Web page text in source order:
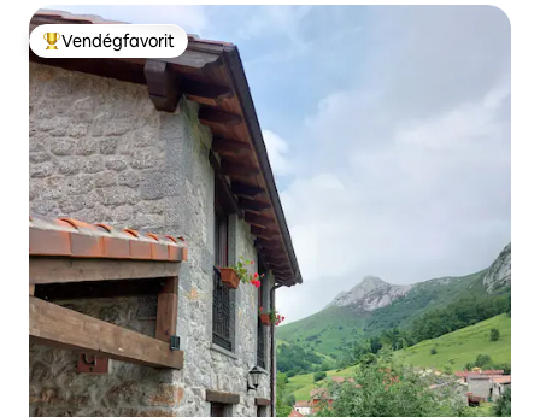
Kiemelt vendégfavorit
Vendégfavorit